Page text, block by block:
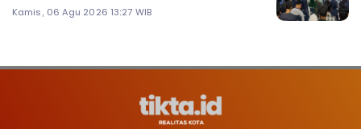
Kamis, 06 Agu 2026 13:27 WIB